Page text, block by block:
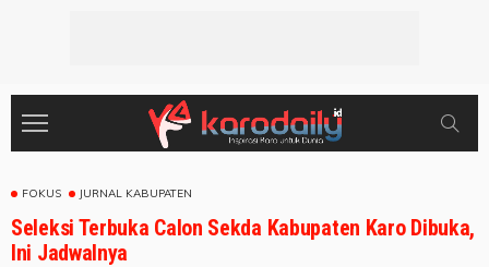
FOKUS JURNAL KABUPATEN
Seleksi Terbuka Calon Sekda Kabupaten Karo Dibuka,
Ini Jadwalnya